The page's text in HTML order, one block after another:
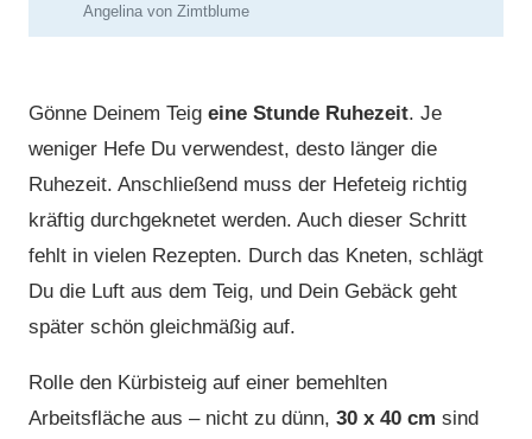
Angelina von Zimtblume
Gönne Deinem Teig eine Stunde Ruhezeit. Je
weniger Hefe Du verwendest, desto länger die
Ruhezeit. Anschließend muss der Hefeteig richtig
kräftig durchgeknetet werden. Auch dieser Schritt
fehlt in vielen Rezepten. Durch das Kneten, schlägt
Du die Luft aus dem Teig, und Dein Gebäck geht
später schön gleichmäßig auf.
Rolle den Kürbisteig auf einer bemehlten
Arbeitsfläche aus – nicht zu dünn, 30 x 40 cm sind